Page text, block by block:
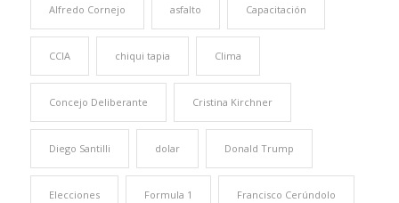
Alfredo Cornejo asfalto Capacitación
CCIA chiqui tapia Clima
Concejo Deliberante Cristina Kirchner
Diego Santilli dolar Donald Trump
Elecciones Formula 1 Francisco Cerúndolo